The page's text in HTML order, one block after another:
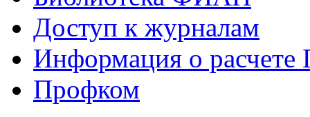
Доступ к журналам
Информация о
Профком